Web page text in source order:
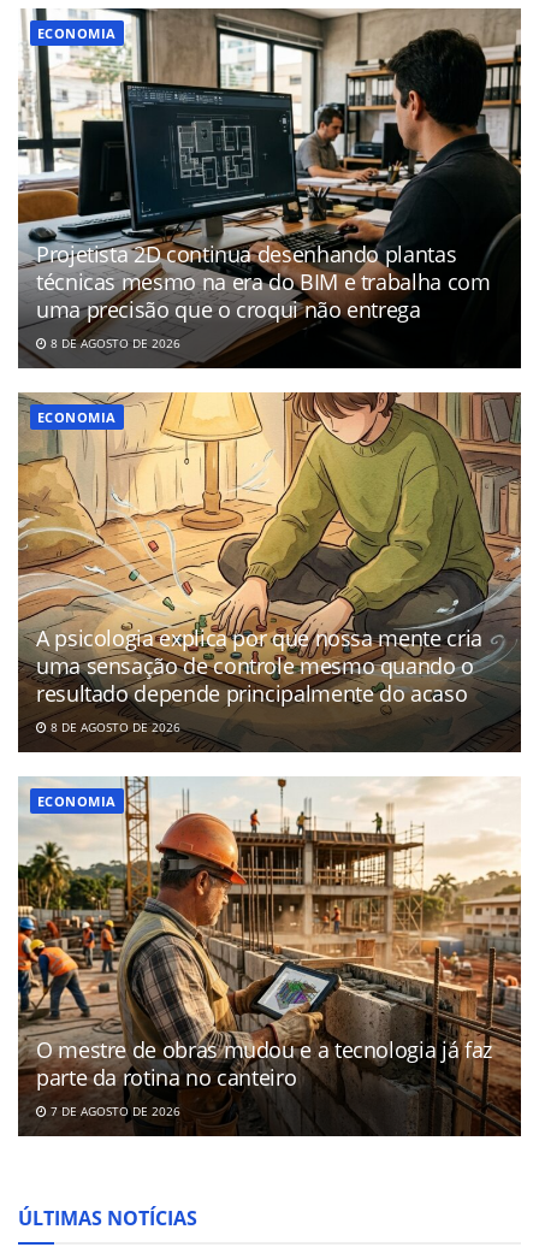
ECONOMIA
Projetista 2D continua desenhando plantas
técnicas mesmo na era do BIM e trabalha com
uma precisão que o croqui não entrega
8 DE AGOSTO DE 2026
ECONOMIA
A psicologia explica por que nossa mente cria
uma sensação de controle mesmo quando o
resultado depende principalmente do acaso
8 DE AGOSTO DE 2026
ECONOMIA
O mestre de obras mudou e a tecnologia já faz
parte da rotina no canteiro
7 DE AGOSTO DE 2026
ÚLTIMAS NOTÍCIAS